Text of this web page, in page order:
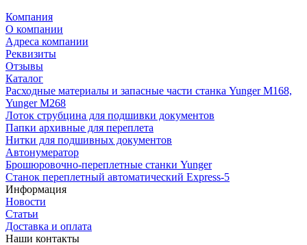
Компания
О компании
Адреса компании
Реквизиты
Отзывы
Каталог
Расходные материалы и запасные части станка Yunger M168,
Yunger M268
Лоток струбцина для подшивки документов
Папки архивные для переплета
Нитки для подшивных документов
Автонумератор
Брошюровочно-переплетные станки Yunger
Станок переплетный автоматический Express-5
Информация
Новости
Статьи
Доставка и оплата
Наши контакты